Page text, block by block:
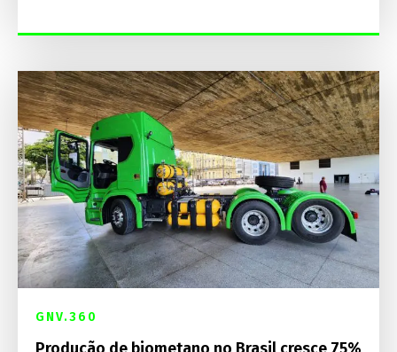
GNV.360
Produção de biometano no Brasil cresce 75%